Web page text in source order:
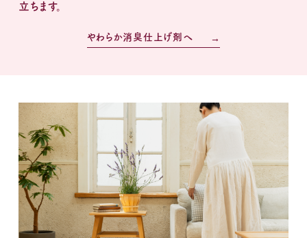
立ちます。
やわらか消臭仕上げ剤へ